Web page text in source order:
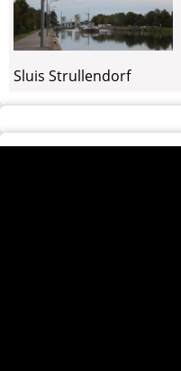
Sluis Strullendorf